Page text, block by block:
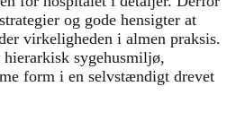
og gode hensigter at
virkeligheden i almen praksis.
sygehusmiljø,
form i en selvstændigt drevet